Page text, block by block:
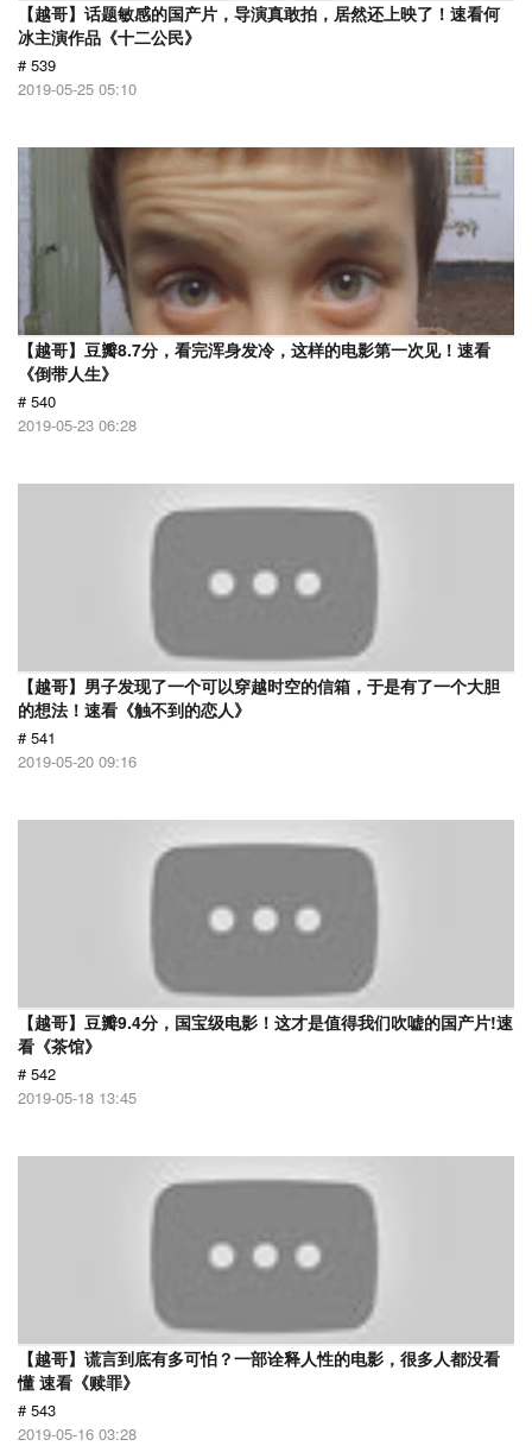
【越哥】话题敏感的国产片，导演真敢拍，居然还上映了！速看何
冰主演作品《十二公民》
# 539
2019-05-25 05:10
【越哥】豆瓣8.7分，看完浑身发冷，这样的电影第一次见！速看
《倒带人生》
# 540
2019-05-23 06:28
【越哥】男子发现了一个可以穿越时空的信箱，于是有了一个大胆
的想法！速看《触不到的恋人》
# 541
2019-05-20 09:16
【越哥】豆瓣9.4分，国宝级电影！这才是值得我们吹嘘的国产片!速
看《茶馆》
# 542
2019-05-18 13:45
【越哥】谎言到底有多可怕？一部诠释人性的电影，很多人都没看
懂 速看《赎罪》
# 543
2019-05-16 03:28